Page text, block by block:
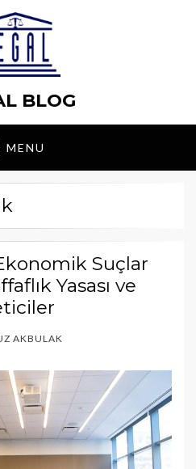
BLOG
MENU
Suçlar
Yasası ve
AKBULAK